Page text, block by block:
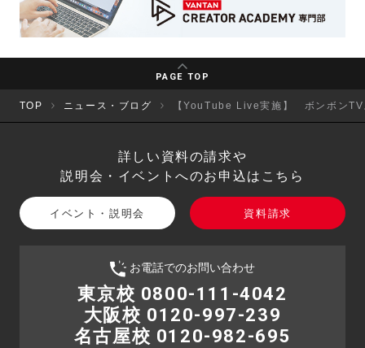
PAGE TOP
TOP ニュース・ブログ 【YouTube Live実施】 ボンボンTV
詳しい資料の請求や
説明会・イベントへのお申込はこちら
イベント・説明会 資料請求
お電話でのお問い合わせ
東京校 0800-111-4042
大阪校 0120-997-239
名古屋校 0120-982-695